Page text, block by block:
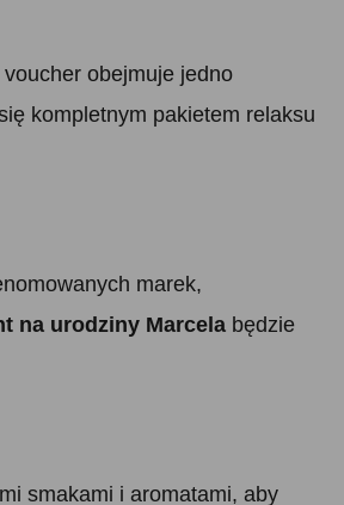
obejmuje jedno
kompletnym pakietem relaksu
marek,
na urodziny Marcela będzie
smakami i aromatami, aby